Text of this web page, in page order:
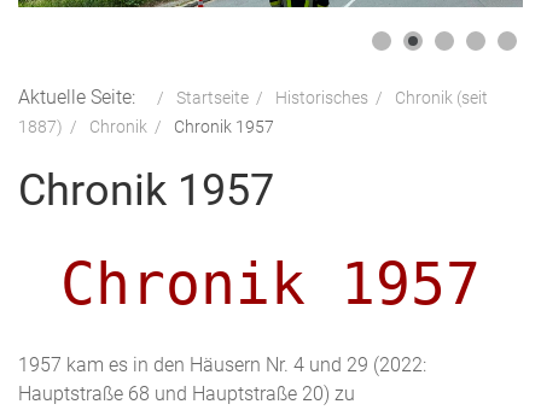
Aktuelle Seite: Startseite Historisches
Chronik (seit
1887)
Chronik Chronik 1957
Chronik 1957
Chronik 1957
1957 kam es in den Häusern Nr. 4 und 29 (2022:
Hauptstraße 68 und Hauptstraße 20) zu